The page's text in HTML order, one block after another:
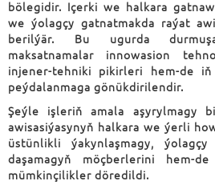
bölegidir. Içerki we halkara
we ýolagçy gatnatmakda raýat
berilýär. Bu ugurda
maksatnamalar innowasion
injener-tehniki pikirleri hem-de
peýdalanmaga gönükdirilendir.
Şeýle işleriň amala aşyrylmagy
awisasiýasynyň halkara we ýerli
üstünlikli ýakynlaşmagy,
daşamagyň möçberlerini hem-
mümkinçilikler döredildi.